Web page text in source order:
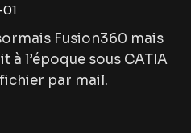
Fusion360 mais
à l’époque sous CATIA
par mail.